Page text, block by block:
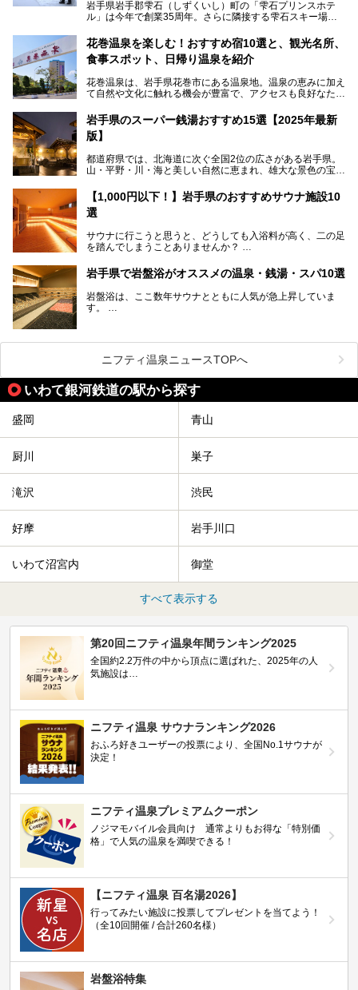
岩手県岩手郡雫石（しずくいし）町の「雫石プリンスホテ
ル」は今年で創業35周年。さらに隣接する雫石スキー場は
の後"）の充実をはかり、テーマをSNOW（雪）＋NOVA
（新星）で「SNØVA（スノーヴァ）」としました！
喫できるパウダースノーの雫石。というわけで、「雫石プリ
ンスホテル」にお出かけして楽しめるアクティビティや温泉
───
提供元：株式会社西武・プリンスホテルズワールドワイド
この記事は雫石プリンスホテルのPR記事です。
花巻温泉を楽しむ！おすすめ宿10選と、観光名所、
食事スポット、日帰り温泉を紹介
花巻温泉は、岩手県花巻市にある温泉地。温泉の恵みに加え
て自然や文化に触れる機会が豊富で、アクセスも良好なた
この記事では、花巻温泉の魅力、おすすめの宿・注目すべき
観光スポット・味わい深い食事処・気軽に立ち寄れる日帰り
花巻温泉での日常を忘れられる特別な体験を通じて、いつも
岩手県のスーパー銭湯おすすめ15選【2025年最新
版】
都道府県では、北海道に次ぐ全国2位の広さがある岩手県。
山・平野・川・海と美しい自然に恵まれ、雄大な景色の宝庫
三陸の魚介類などの岩手グルメは全国に知られていますね。
大自然に囲まれた岩手県には、温泉が多く湧き出していま
す。今回は、岩手県でおすすめのスーパー銭湯をご紹介しま
【1,000円以下！】岩手県のおすすめサウナ施設10
選
サウナに行こうと思うと、どうしても入浴料が高く、二の足
を踏んでしまうことありませんか？
そこで値段を抑えた格安でお風呂とサウナを満喫できる充実
の施設を紹介します！
サクッと、月何回もサウナを楽しみたい人にとってはピッタ
リの場所ばかりなんですよ。
岩手県で岩盤浴がオススメの温泉・銭湯・スパ10選
岩盤浴は、ここ数年サウナとともに人気が急上昇していま
す。
今回は、岩手県でおすすめの温泉、銭湯、スパにある岩盤浴
を紹介します！
温度も低めなので、暑いのが苦手な人でも大満足な施設です
ニフティ温泉ニュースTOPへ
いわて銀河鉄道の駅から探す
盛岡 青山
厨川 巣子
滝沢 渋民
好摩 岩手川口
いわて沼宮内 御堂
すべて表示する
第20回ニフティ温泉年間ランキング2025
全国約2.2万件の中から頂点に選ばれた、2025年の人
気施設は…
ニフティ温泉 サウナランキング2026
おふろ好きユーザーの投票により、全国No.1サウナが
決定！
ニフティ温泉プレミアムクーポン
ノジマモバイル会員向け 通常よりもお得な「特別価
格」で人気の温泉を満喫できる！
【ニフティ温泉 百名湯2026】
行ってみたい施設に投票してプレゼントを当てよう！
（全10回開催 / 合計260名様）
岩盤浴特集